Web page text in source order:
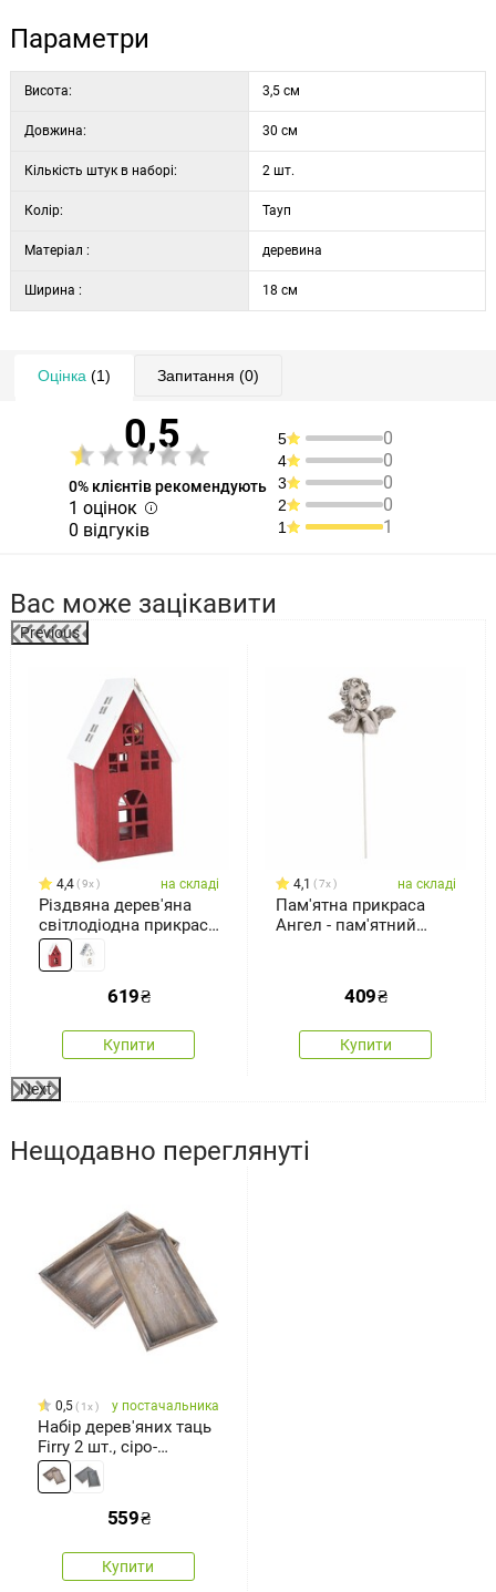
Параметри
Висота: 3,5 см
Довжина: 30 см
Кількість штук в наборі: 2 шт.
Колір: Тауп
Матеріал : деревина
Ширина : 18 см
Оцінка (1) Запитання (0)
0,5
0% клієнтів рекомендують
1 оцінок
0 відгуків
5 0
4 0
3 0
2 0
1 1
Вас може зацікавити
Previous
4,4 9x на складі
Різдвяна дерев'яна
світлодіодна прикраса
Light house червоний,
11,7 х 21,2 х 9,7 см
619₴
Купити
4,1 7x на складі
Пам'ятна прикраса
Ангел - пам'ятний
409₴
Купити
Next
Нещодавно переглянуті
0,5 1x у постачальника
Набір дерев'яних таць
Firry 2 шт., сіро-
коричневий
559₴
Купити